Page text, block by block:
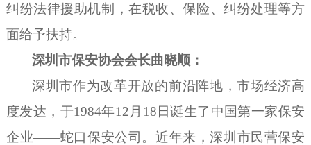
纠纷法律援助机制，在税收、保险、纠纷处理等方
面给予扶持。
深圳市保安协会会长曲晓顺：
深圳市作为改革开放的前沿阵地，市场经济高
度发达，于1984年12月18日诞生了中国第一家保安
企业——蛇口保安公司。 近年来，深圳市民营保安